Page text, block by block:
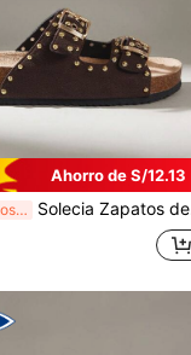
Ahorro de S/12.13
¡Últimos 2 días Solecia Zapatos de mujer con suela gruesa, sandalias versátiles para usar en primavera y verano, zapatos de vacaciones de verano, zapatos de primavera, zapatos de primavera para vacaciones de primavera, Pascua y Navidad